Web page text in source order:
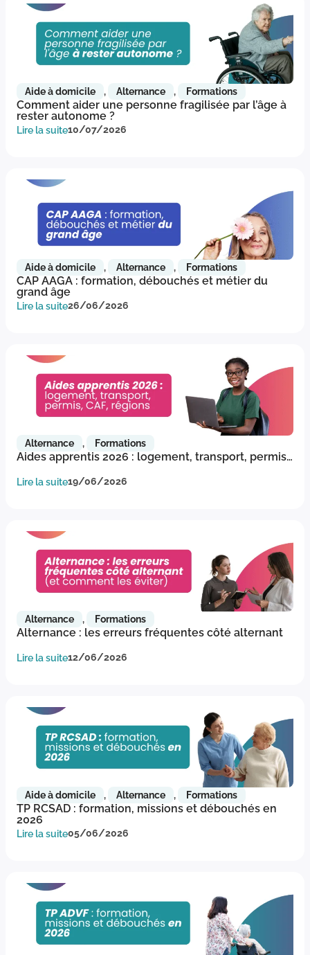
Aide à domicile , Alternance , Formations
Comment aider une personne fragilisée par l’âge à
rester autonome ?
Lire la suite10/07/2026
Aide à domicile , Alternance , Formations
CAP AAGA : formation, débouchés et métier du
grand âge
Lire la suite26/06/2026
Alternance , Formations
Aides apprentis 2026 : logement, transport, permis…
Lire la suite19/06/2026
Alternance , Formations
Alternance : les erreurs fréquentes côté alternant
Lire la suite12/06/2026
Aide à domicile , Alternance , Formations
TP RCSAD : formation, missions et débouchés en
2026
Lire la suite05/06/2026